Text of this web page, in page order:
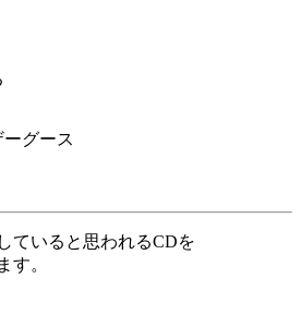
グース
ていると思われるCDを
す。